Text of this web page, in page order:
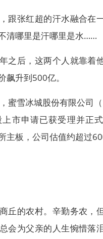
跟张红超的汗水融合在
清哪里是汗哪里是水……
之后，这两个人就靠着
飙升到500亿。
蜜雪冰城股份有限公司
上市申请已获受理并正
主板，公司估值约超过
丘的农村。辛勤务农，
会为父亲的人生惋惜落